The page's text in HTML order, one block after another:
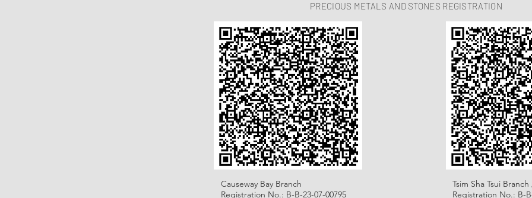
PRECIOUS METALS AND STONES REGISTRATION
Causeway Bay Branch
Registration No.: B-B-23-07-00795
Tsim Sha Tsui
Registration No.: B-